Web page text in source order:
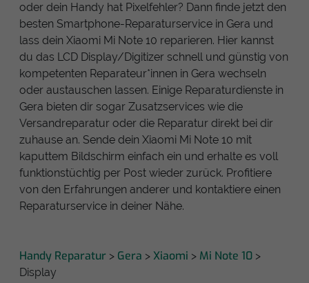
oder dein Handy hat Pixelfehler? Dann finde jetzt den
besten Smartphone-Reparaturservice in Gera und
lass dein Xiaomi Mi Note 10 reparieren. Hier kannst
du das LCD Display/Digitizer schnell und günstig von
kompetenten Reparateur*innen in Gera wechseln
oder austauschen lassen. Einige Reparaturdienste in
Gera bieten dir sogar Zusatzservices wie die
Versandreparatur oder die Reparatur direkt bei dir
zuhause an. Sende dein Xiaomi Mi Note 10 mit
kaputtem Bildschirm einfach ein und erhalte es voll
funktionstüchtig per Post wieder zurück. Profitiere
von den Erfahrungen anderer und kontaktiere einen
Reparaturservice in deiner Nähe.
Handy Reparatur > Gera > Xiaomi > Mi Note 10 >
Display